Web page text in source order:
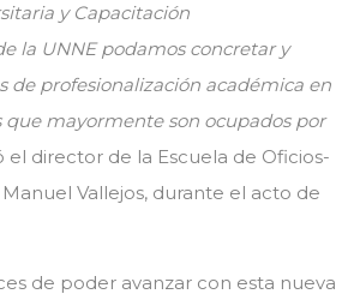
y Capacitación
la UNNE podamos concretar y
de profesionalización académica en
que mayormente son ocupados por
el director de la Escuela de Oficios-
Vallejos, durante el acto de
de poder avanzar con esta nueva